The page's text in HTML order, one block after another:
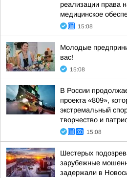
реализации права
медицинское
15:08
Молодые
вас!
15:08
В России
проекта «809»,
экстремальный
творчество и
15:08
Шестерых
зарубежные
задержали в